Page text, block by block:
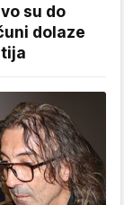
su do
dolaze